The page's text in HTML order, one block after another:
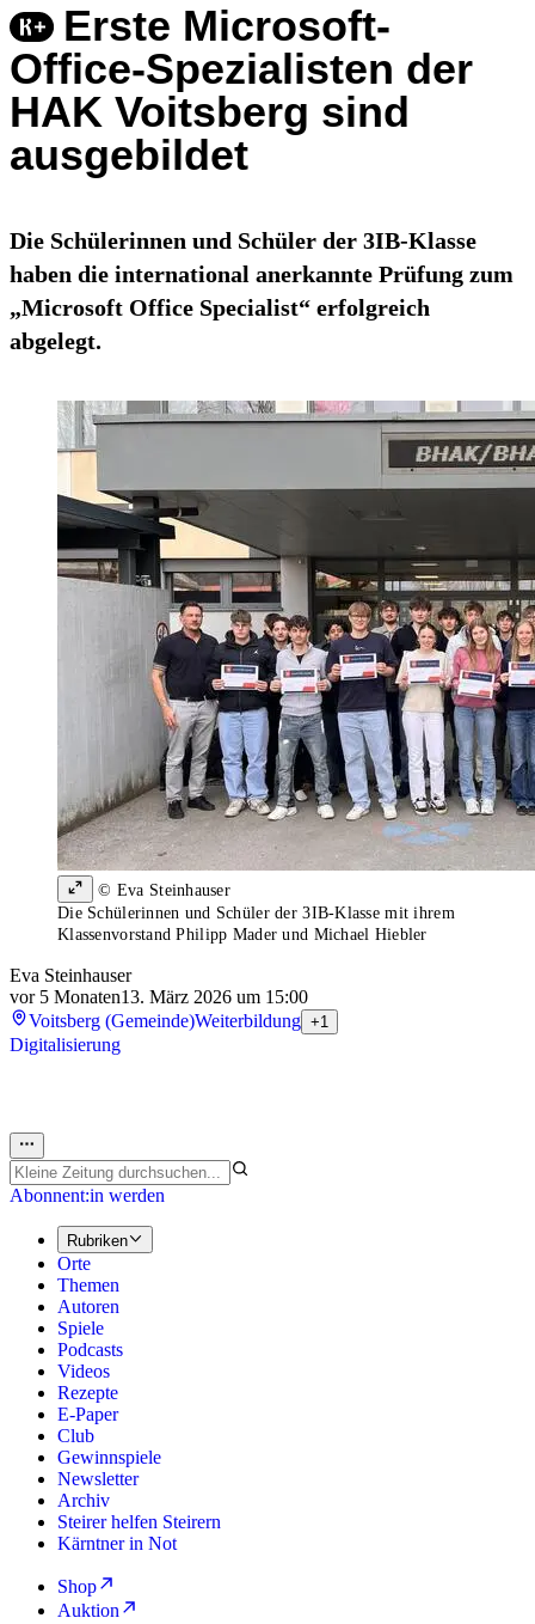
Erste Microsoft-
Office-Spezialisten der
HAK Voitsberg sind
ausgebildet
Die Schülerinnen und Schüler der 3IB-Klasse
haben die international anerkannte Prüfung zum
„Microsoft Office Specialist“ erfolgreich
abgelegt.
© Eva Steinhauser
Die Schülerinnen und Schüler der 3IB-Klasse mit ihrem
Klassenvorstand Philipp Mader und Michael Hiebler
Eva Steinhauser
vor 5 Monaten13. März 2026 um 15:00
Voitsberg (Gemeinde)Weiterbildung +1
Digitalisierung
Abonnent:in werden
Rubriken
Orte
Themen
Autoren
Spiele
Podcasts
Videos
Rezepte
E-Paper
Club
Gewinnspiele
Newsletter
Archiv
Steirer helfen Steirern
Kärntner in Not
Shop
Auktion